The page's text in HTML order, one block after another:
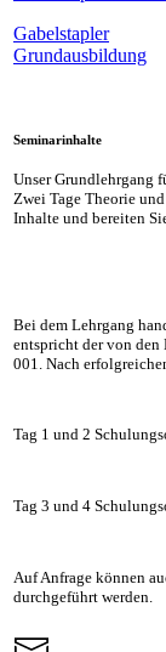
Gabelstapler
Grundausbildung
Seminarinhalte
Unser Grundlehrgang
Zwei Tage Theorie
Inhalte und bereiten
Bei dem Lehrgang
entspricht der von den
001. Nach
Tag 1 und 2
Tag 3 und 4
Auf Anfrage können
durchgeführt werden.